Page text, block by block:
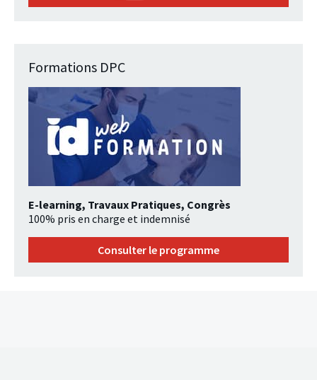
Formations DPC
E-learning, Travaux Pratiques, Congrès
100% pris en charge et indemnisé
Consulter le programme